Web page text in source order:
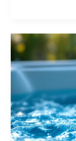
met
warmtepomp